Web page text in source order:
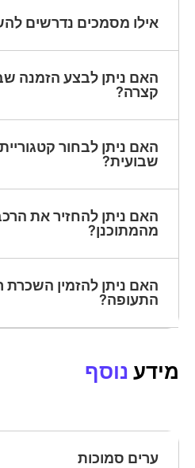
אילו מסמכים נדרשים
האם ניתן לבצע הזמנה
קצרה?
האם ניתן לבחור
שבועית?
האם ניתן להחזיר את
מהמתוכנן?
האם ניתן להזמין
התעופה?
מידע נוסף
ערים סמוכות